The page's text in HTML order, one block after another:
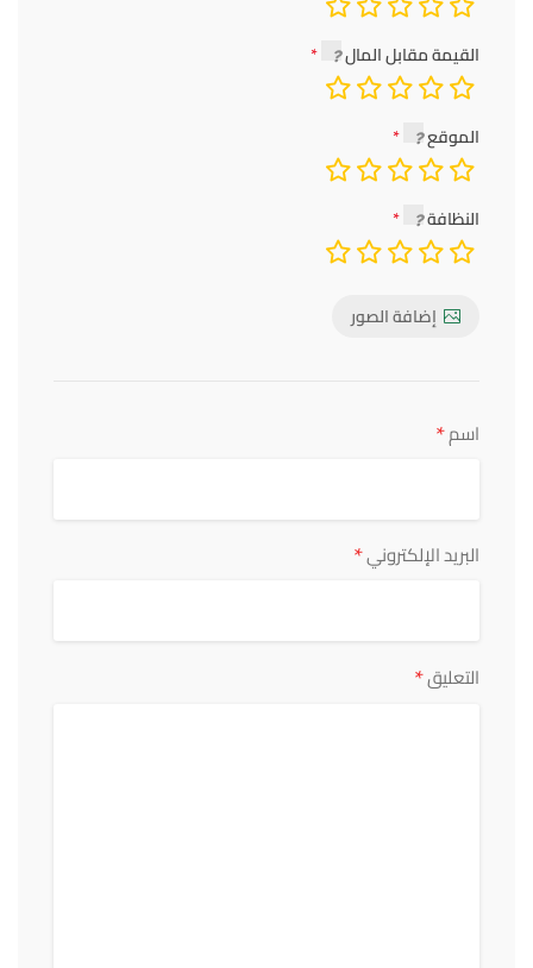
القيمة مقابل المال
الموقع
النظافة
إضافة الصور
اسم*
البريد الإلكتروني*
التعليق*